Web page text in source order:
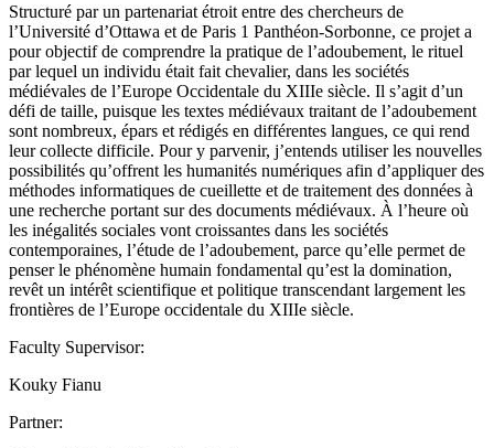
Structuré par un partenariat étroit entre des chercheurs de
l’Université d’Ottawa et de Paris 1 Panthéon-Sorbonne, ce projet a
pour objectif de comprendre la pratique de l’adoubement, le rituel
par lequel un individu était fait chevalier, dans les sociétés
médiévales de l’Europe Occidentale du XIIIe siècle. Il s’agit d’un
défi de taille, puisque les textes médiévaux traitant de l’adoubement
sont nombreux, épars et rédigés en différentes langues, ce qui rend
leur collecte difficile. Pour y parvenir, j’entends utiliser les nouvelles
possibilités qu’offrent les humanités numériques afin d’appliquer des
méthodes informatiques de cueillette et de traitement des données à
une recherche portant sur des documents médiévaux. À l’heure où
les inégalités sociales vont croissantes dans les sociétés
contemporaines, l’étude de l’adoubement, parce qu’elle permet de
penser le phénomène humain fondamental qu’est la domination,
revêt un intérêt scientifique et politique transcendant largement les
frontières de l’Europe occidentale du XIIIe siècle.
Faculty Supervisor:
Kouky Fianu
Partner: